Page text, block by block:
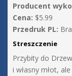
Producent
Cena: $5.99
Przedruk PL:
Streszczenie
Przybity do
i własny młot,